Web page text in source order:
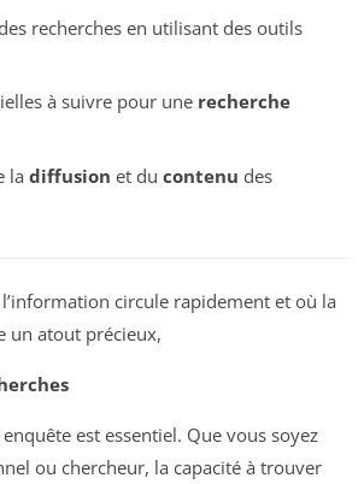
recherches en utilisant des outils
à suivre pour une recherche
la diffusion et du contenu des
circule rapidement et où la
un atout précieux,
enquête est essentiel. Que vous soyez
ou chercheur, la capacité à trouver